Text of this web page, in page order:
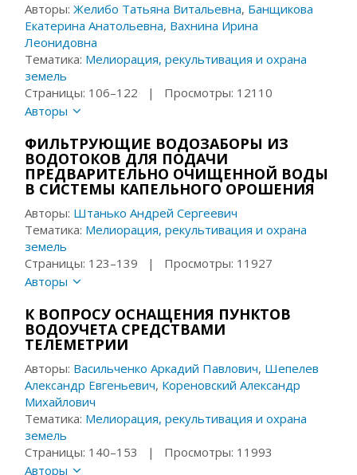
Авторы:Желибо Татьяна Витальевна, Банщикова
Екатерина Анатольевна, Вахнина Ирина
Леонидовна
Тематика: Мелиорация, рекультивация и охрана
земель
Страницы: 106–122 | Просмотры: 12110
Авторы
ФИЛЬТРУЮЩИЕ ВОДОЗАБОРЫ ИЗ
ВОДОТОКОВ ДЛЯ ПОДАЧИ
ПРЕДВАРИТЕЛЬНО ОЧИЩЕННОЙ ВОДЫ
В СИСТЕМЫ КАПЕЛЬНОГО ОРОШЕНИЯ
Авторы: Штанько Андрей Сергеевич
Тематика: Мелиорация, рекультивация и охрана
земель
Страницы: 123–139 | Просмотры: 11927
Авторы
К ВОПРОСУ ОСНАЩЕНИЯ ПУНКТОВ
ВОДОУЧЕТА СРЕДСТВАМИ
ТЕЛЕМЕТРИИ
Авторы: Васильченко Аркадий Павлович, Шепелев
Александр Евгеньевич, Кореновский Александр
Михайлович
Тематика: Мелиорация, рекультивация и охрана
земель
Страницы: 140–153 | Просмотры: 11993
Авторы